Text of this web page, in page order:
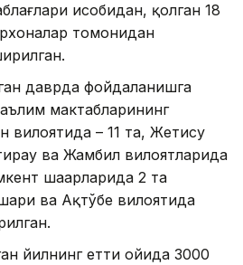
ҳисобидан, қолган 18
томонидан
даврда фойдаланишга
мактабларининг
вилоятида – 11 та, Жетису
ва Жамбил вилоятларида
шаҳарларида 2 та
ва Ақтўбе вилоятида
йилнинг етти ойида 3000